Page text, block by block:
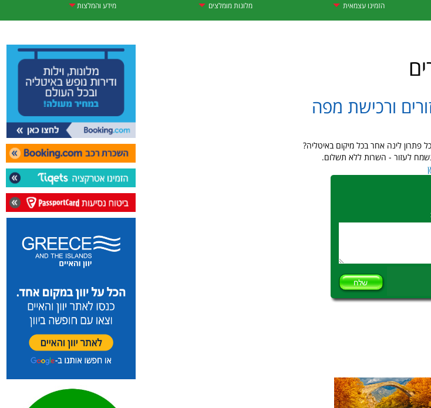
הזמינו עצמאית מלונות מומלצים מידע והמלצות
ורכישת מפה
פתרון לינה אחר בכל מיקום באיטליה?
לעזור - השרות ללא תשלום.